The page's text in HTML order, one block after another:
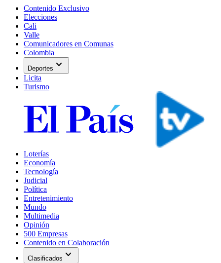
Contenido Exclusivo
Elecciones
Cali
Valle
Comunicadores en Comunas
Colombia
Deportes expand_more
Licita
Turismo
Loterías
Economía
Tecnología
Judicial
Política
Entretenimiento
Mundo
Multimedia
Opinión
500 Empresas
Contenido en Colaboración
Clasificados expand_more